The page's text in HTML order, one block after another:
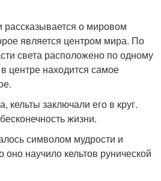
рассказывается о мировом
является центром мира. По
света расположено по одному
центре находится самое
заключали его в круг.
жизни.
символом мудрости и
научило кельтов рунической